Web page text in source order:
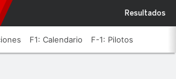
Resultados
F1: Calendario F-1: Pilotos